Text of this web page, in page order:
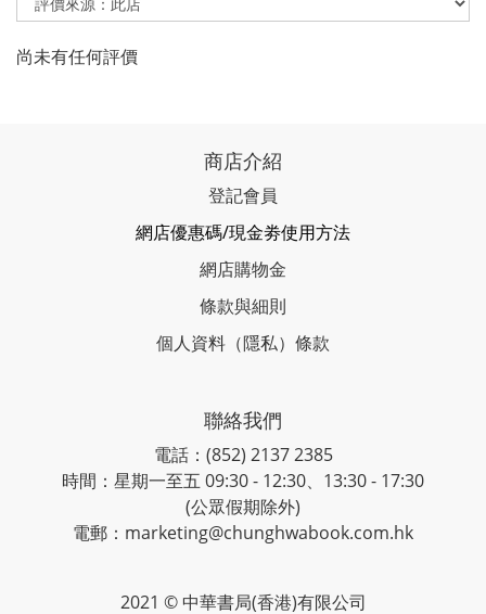
尚未有任何評價
商店介紹
登記會員
網店優惠碼/現金劵使用方法
網店購物金
條款與細則
個人資料（隱私）條款
聯絡我們
電話：(852) 2137 2385
時間：星期一至五 09:30 - 12:30、13:30 - 17:30
(公眾假期除外)
電郵：marketing@chunghwabook.com.hk
2021 © 中華書局(香港)有限公司